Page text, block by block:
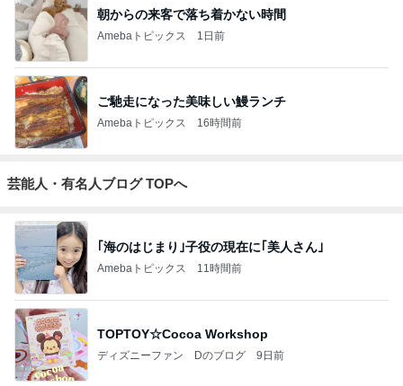
朝からの来客で落ち着かない時間
Amebaトピックス 1日前
ご馳走になった美味しい鰻ランチ
Amebaトピックス 16時間前
芸能人・有名人ブログ TOPへ
｢海のはじまり｣子役の現在に｢美人さん｣
Amebaトピックス 11時間前
TOPTOY☆Cocoa Workshop
ディズニーファン Dのブログ 9日前